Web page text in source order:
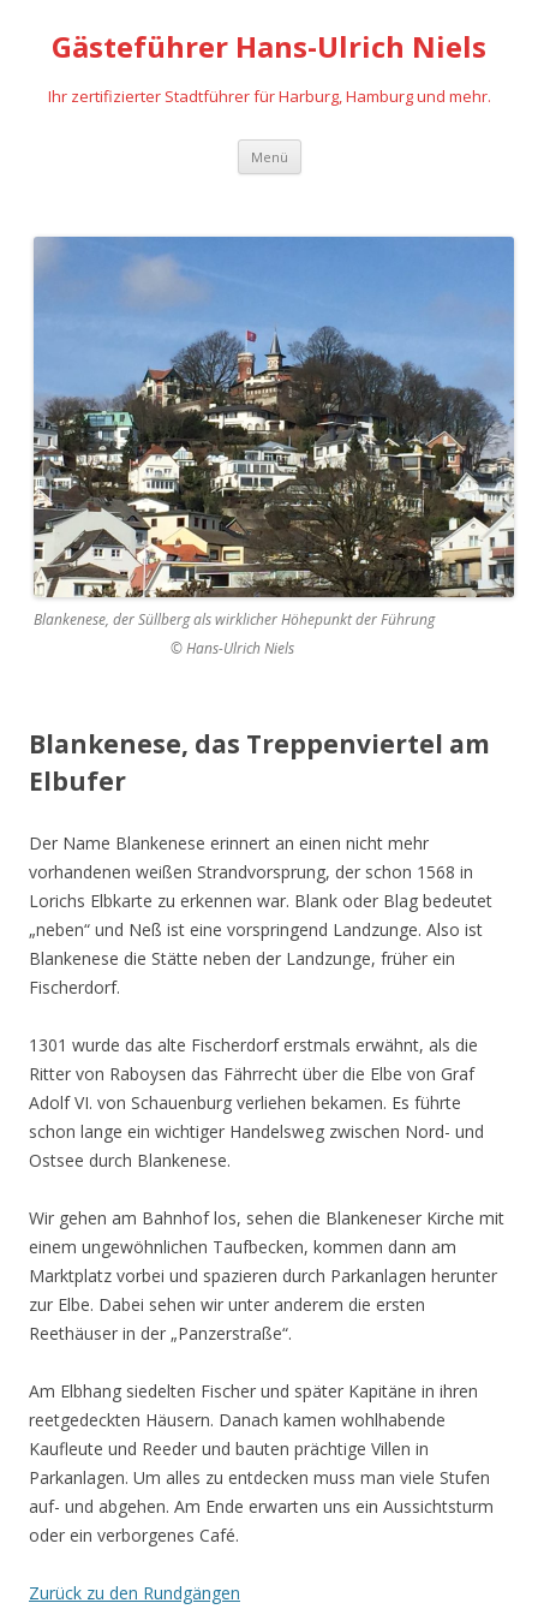
Gästeführer Hans-Ulrich Niels
Ihr zertifizierter Stadtführer für Harburg, Hamburg und mehr.
Menü Springe
Inhalt
Blankenese, der Süllberg als wirklicher Höhepunkt der Führung
© Hans-Ulrich Niels
Blankenese, das Treppenviertel am
Elbufer
Der Name Blankenese erinnert an einen nicht mehr
vorhandenen weißen Strandvorsprung, der schon 1568 in
Lorichs Elbkarte zu erkennen war. Blank oder Blag bedeutet
„neben“ und Neß ist eine vorspringend Landzunge. Also ist
Blankenese die Stätte neben der Landzunge, früher ein
Fischerdorf.
1301 wurde das alte Fischerdorf erstmals erwähnt, als die
Ritter von Raboysen das Fährrecht über die Elbe von Graf
Adolf VI. von Schauenburg verliehen bekamen. Es führte
schon lange ein wichtiger Handelsweg zwischen Nord- und
Ostsee durch Blankenese.
Wir gehen am Bahnhof los, sehen die Blankeneser Kirche mit
einem ungewöhnlichen Taufbecken, kommen dann am
Marktplatz vorbei und spazieren durch Parkanlagen herunter
zur Elbe. Dabei sehen wir unter anderem die ersten
Reethäuser in der „Panzerstraße“.
Am Elbhang siedelten Fischer und später Kapitäne in ihren
reetgedeckten Häusern. Danach kamen wohlhabende
Kaufleute und Reeder und bauten prächtige Villen in
Parkanlagen. Um alles zu entdecken muss man viele Stufen
auf- und abgehen. Am Ende erwarten uns ein Aussichtsturm
oder ein verborgenes Café.
Zurück zu den Rundgängen